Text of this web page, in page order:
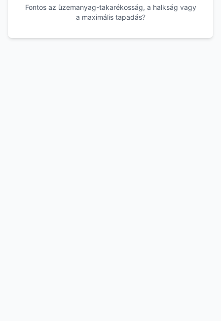
Fontos az üzemanyag-takarékosság, a halkság vagy
a maximális tapadás?